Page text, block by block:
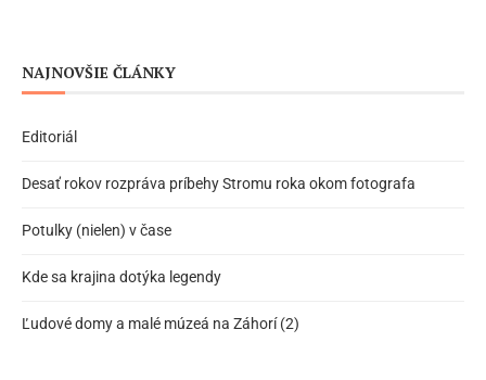
NAJNOVŠIE ČLÁNKY
Editoriál
Desať rokov rozpráva príbehy Stromu roka okom fotografa
Potulky (nielen) v čase
Kde sa krajina dotýka legendy
Ľudové domy a malé múzeá na Záhorí (2)